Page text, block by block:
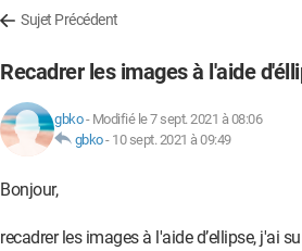
Sujet Précédent
Recadrer les images à l'aide
gbko- Modifié le 7 sept. 2021 à 08:06
gbko- 10 sept. 2021 à 09:49
Bonjour,
recadrer les images à l'aide d’ellipse, j'ai